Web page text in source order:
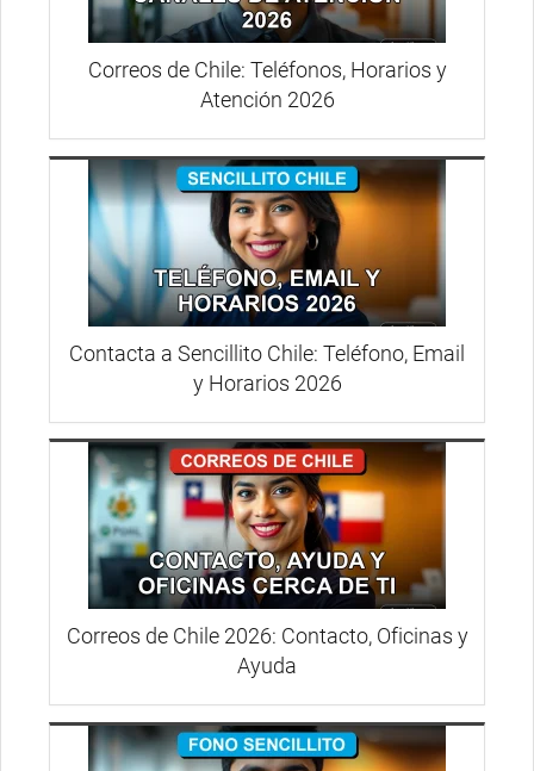
Correos de Chile: Teléfonos, Horarios y
Atención 2026
Contacta a Sencillito Chile: Teléfono, Email
y Horarios 2026
Correos de Chile 2026: Contacto, Oficinas y
Ayuda